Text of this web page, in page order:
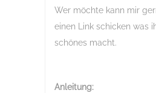
Wer möchte kann mir
einen Link schicken was
schönes macht.
Anleitung: